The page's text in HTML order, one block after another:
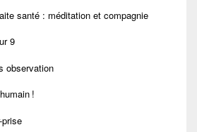
santé : méditation et compagnie
9
!